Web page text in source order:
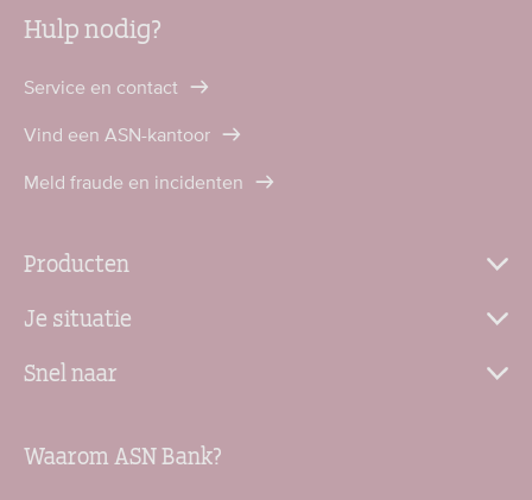
Hulp nodig?
Service en contact
Vind een ASN-kantoor
Meld fraude en incidenten
Producten
Je situatie
Snel naar
Waarom ASN Bank?